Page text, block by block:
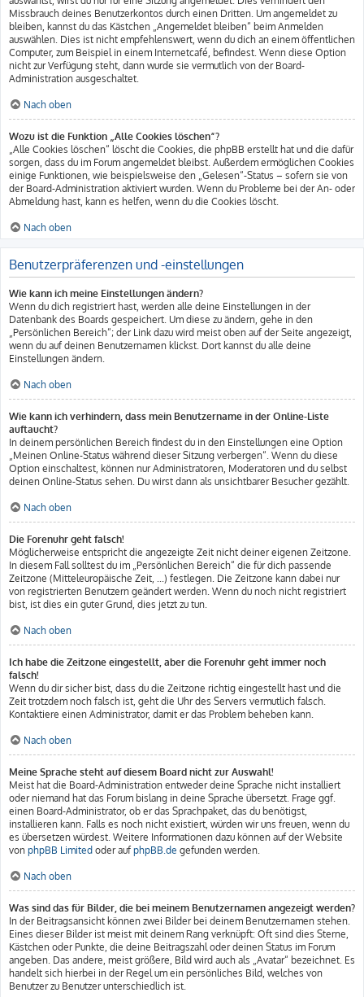
Missbrauch deines Benutzerkontos durch einen Dritten. Um angemeldet zu
bleiben, kannst du das Kästchen „Angemeldet bleiben“ beim Anmelden
auswählen. Dies ist nicht empfehlenswert, wenn du dich an einem öffentlichen
Computer, zum Beispiel in einem Internetcafé, befindest. Wenn diese Option
nicht zur Verfügung steht, dann wurde sie vermutlich von der Board-
Administration ausgeschaltet.
Nach oben
Wozu ist die Funktion „Alle Cookies löschen“?
„Alle Cookies löschen“ löscht die Cookies, die phpBB erstellt hat und die dafür
sorgen, dass du im Forum angemeldet bleibst. Außerdem ermöglichen Cookies
einige Funktionen, wie beispielsweise den „Gelesen“-Status – sofern sie von
der Board-Administration aktiviert wurden. Wenn du Probleme bei der An- oder
Abmeldung hast, kann es helfen, wenn du die Cookies löscht.
Nach oben
Benutzerpräferenzen und -einstellungen
Wie kann ich meine Einstellungen ändern?
Wenn du dich registriert hast, werden alle deine Einstellungen in der
Datenbank des Boards gespeichert. Um diese zu ändern, gehe in den
„Persönlichen Bereich“; der Link dazu wird meist oben auf der Seite angezeigt,
wenn du auf deinen Benutzernamen klickst. Dort kannst du alle deine
Einstellungen ändern.
Nach oben
Wie kann ich verhindern, dass mein Benutzername in der Online-Liste
auftaucht?
In deinem persönlichen Bereich findest du in den Einstellungen eine Option
„Meinen Online-Status während dieser Sitzung verbergen“. Wenn du diese
Option einschaltest, können nur Administratoren, Moderatoren und du selbst
deinen Online-Status sehen. Du wirst dann als unsichtbarer Besucher gezählt.
Nach oben
Die Forenuhr geht falsch!
Möglicherweise entspricht die angezeigte Zeit nicht deiner eigenen Zeitzone.
In diesem Fall solltest du im „Persönlichen Bereich“ die für dich passende
Zeitzone (Mitteleuropäische Zeit, ...) festlegen. Die Zeitzone kann dabei nur
von registrierten Benutzern geändert werden. Wenn du noch nicht registriert
bist, ist dies ein guter Grund, dies jetzt zu tun.
Nach oben
Ich habe die Zeitzone eingestellt, aber die Forenuhr geht immer noch
falsch!
Wenn du dir sicher bist, dass du die Zeitzone richtig eingestellt hast und die
Zeit trotzdem noch falsch ist, geht die Uhr des Servers vermutlich falsch.
Kontaktiere einen Administrator, damit er das Problem beheben kann.
Nach oben
Meine Sprache steht auf diesem Board nicht zur Auswahl!
Meist hat die Board-Administration entweder deine Sprache nicht installiert
oder niemand hat das Forum bislang in deine Sprache übersetzt. Frage ggf.
einen Board-Administrator, ob er das Sprachpaket, das du benötigst,
installieren kann. Falls es noch nicht existiert, würden wir uns freuen, wenn du
es übersetzen würdest. Weitere Informationen dazu können auf der Website
von phpBB Limited oder auf phpBB.de gefunden werden.
Nach oben
Was sind das für Bilder, die bei meinem Benutzernamen angezeigt werden?
In der Beitragsansicht können zwei Bilder bei deinem Benutzernamen stehen.
Eines dieser Bilder ist meist mit deinem Rang verknüpft: Oft sind dies Sterne,
Kästchen oder Punkte, die deine Beitragszahl oder deinen Status im Forum
angeben. Das andere, meist größere, Bild wird auch als „Avatar“ bezeichnet. Es
handelt sich hierbei in der Regel um ein persönliches Bild, welches von
Benutzer zu Benutzer unterschiedlich ist.